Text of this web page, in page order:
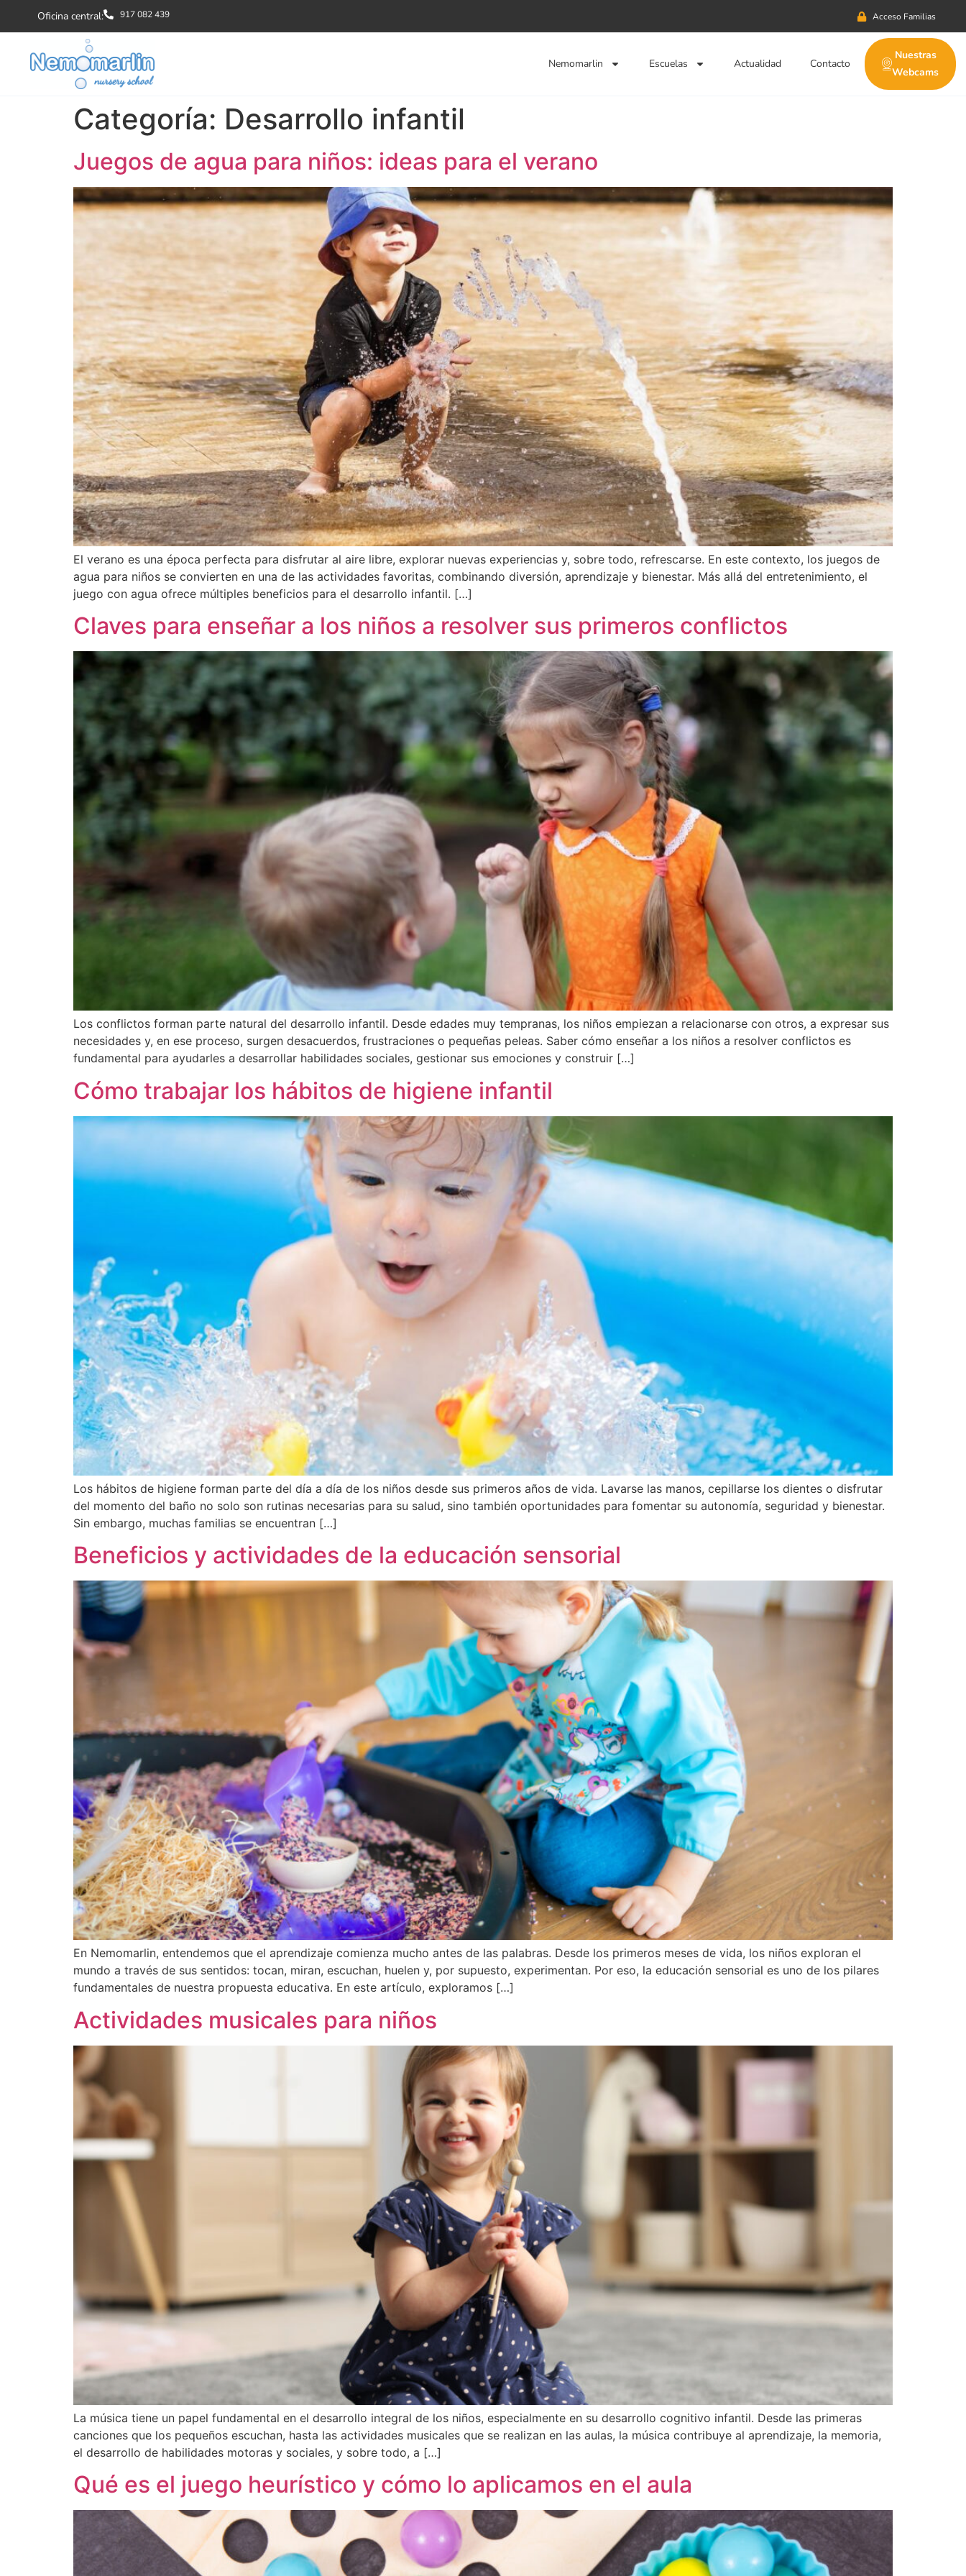
Oficina central: 917 082 439 Acceso Familias
Nemomarlin Escuelas Actualidad Contacto
Nuestras
Webcams
Categoría: Desarrollo infantil
Juegos de agua para niños: ideas para el verano
El verano es una época perfecta para disfrutar al aire libre, explorar nuevas experiencias y, sobre todo, refrescarse. En este contexto, los juegos de
agua para niños se convierten en una de las actividades favoritas, combinando diversión, aprendizaje y bienestar. Más allá del entretenimiento, el
juego con agua ofrece múltiples beneficios para el desarrollo infantil. […]
Claves para enseñar a los niños a resolver sus primeros conflictos
Los conflictos forman parte natural del desarrollo infantil. Desde edades muy tempranas, los niños empiezan a relacionarse con otros, a expresar sus
necesidades y, en ese proceso, surgen desacuerdos, frustraciones o pequeñas peleas. Saber cómo enseñar a los niños a resolver conflictos es
fundamental para ayudarles a desarrollar habilidades sociales, gestionar sus emociones y construir […]
Cómo trabajar los hábitos de higiene infantil
Los hábitos de higiene forman parte del día a día de los niños desde sus primeros años de vida. Lavarse las manos, cepillarse los dientes o disfrutar
del momento del baño no solo son rutinas necesarias para su salud, sino también oportunidades para fomentar su autonomía, seguridad y bienestar.
Sin embargo, muchas familias se encuentran […]
Beneficios y actividades de la educación sensorial
En Nemomarlin, entendemos que el aprendizaje comienza mucho antes de las palabras. Desde los primeros meses de vida, los niños exploran el
mundo a través de sus sentidos: tocan, miran, escuchan, huelen y, por supuesto, experimentan. Por eso, la educación sensorial es uno de los pilares
fundamentales de nuestra propuesta educativa. En este artículo, exploramos […]
Actividades musicales para niños
La música tiene un papel fundamental en el desarrollo integral de los niños, especialmente en su desarrollo cognitivo infantil. Desde las primeras
canciones que los pequeños escuchan, hasta las actividades musicales que se realizan en las aulas, la música contribuye al aprendizaje, la memoria,
el desarrollo de habilidades motoras y sociales, y sobre todo, a […]
Qué es el juego heurístico y cómo lo aplicamos en el aula